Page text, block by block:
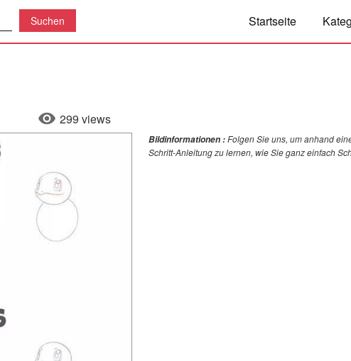
Startseite
299 views
Bildinformationen :Folgen Sie uns, um anhand
Schritt-Anleitung zu lernen, wie Sie ganz einfach